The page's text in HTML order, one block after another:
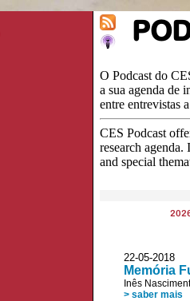
O Podcast do
a sua agenda de
entre entrevistas
CES Podcast
research
and special
22-05-
Memória
Inês
> saber mais